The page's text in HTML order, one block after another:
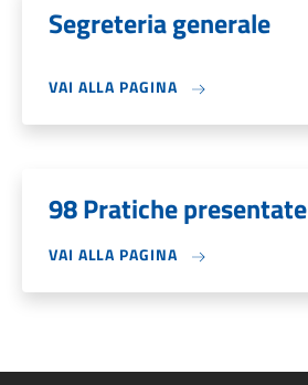
Segreteria generale
VAI ALLA PAGINA
98 Pratiche presentate
VAI ALLA PAGINA